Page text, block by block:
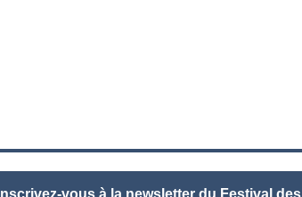
Inscrivez-vous à la newsletter du Festival des